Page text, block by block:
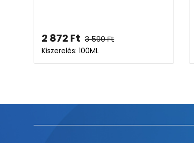
2 872 Ft 3 590Ft
Kiszerelés: 100ML